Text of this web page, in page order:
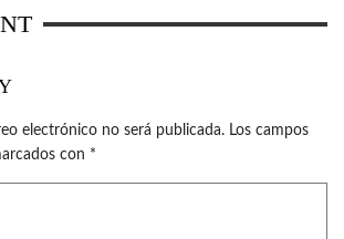
electrónico no será publicada. Los campos
con *